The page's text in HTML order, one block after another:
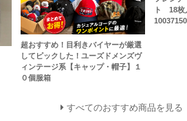
超おすすめ！目利きバイヤーが厳選
してピックした！ユーズドメンズヴ
ィンテージ系【キャップ・帽子】１
０個服箱
ト 18枚
すべてのおすすめ商品を見る